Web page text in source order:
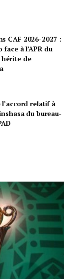
CAF 2026-2027 :
à l’APR du
hérite de
relatif à
du bureau-